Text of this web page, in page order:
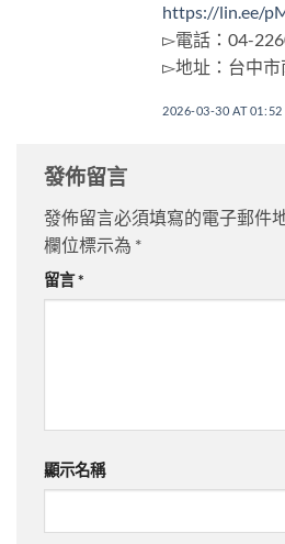
https://lin.ee/
▻電話：04-
▻地址：台中
2026-03-30 AT 01:52
發佈留言
發佈留言必須填寫的電子郵件
欄位標示為 *
留言*
顯示名稱